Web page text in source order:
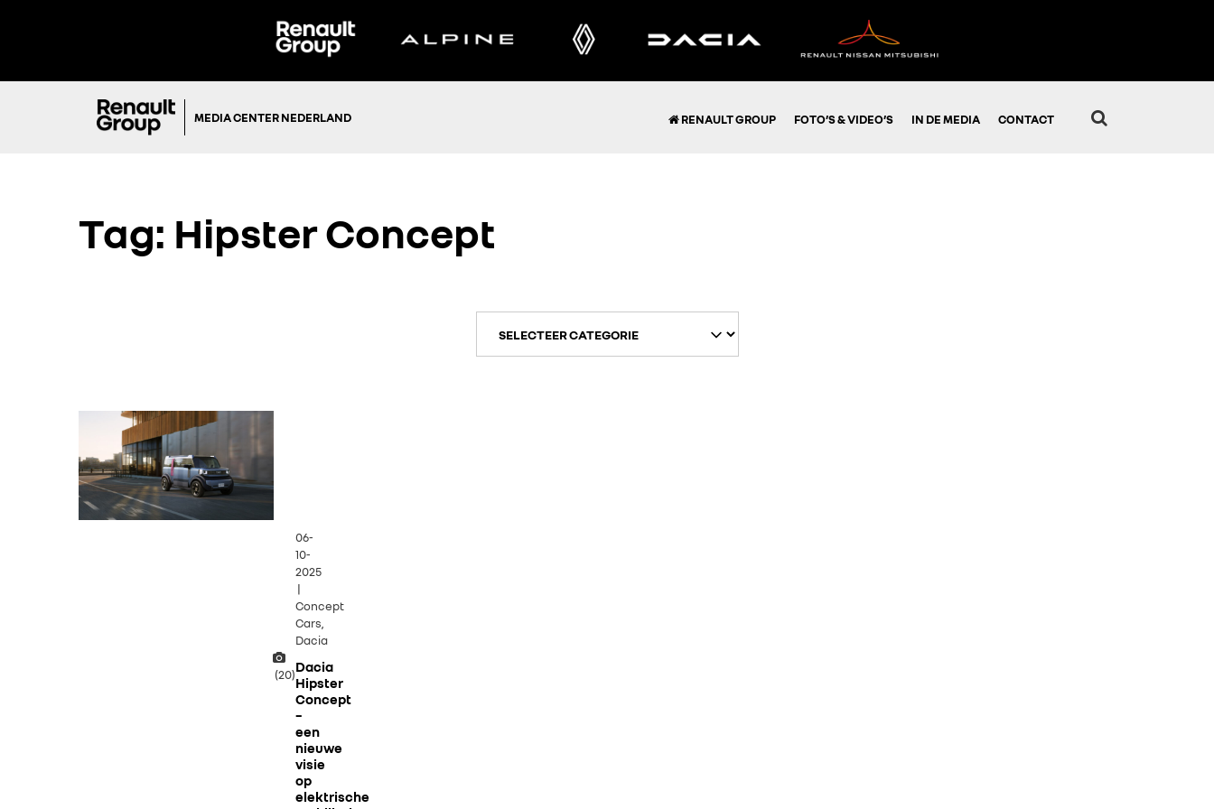
MEDIA CENTER NEDERLAND RENAULT GROUP FOTO’S & VIDEO’S IN DE MEDIA CONTACT
Tag: Hipster Concept
06-
10-
2025
|
Concept
Cars,
Dacia
(20)
Dacia
Hipster
Concept
–
een
nieuwe
visie
op
elektrische